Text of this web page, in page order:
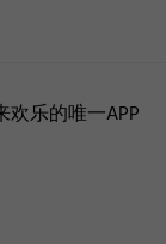
乐的唯一APP